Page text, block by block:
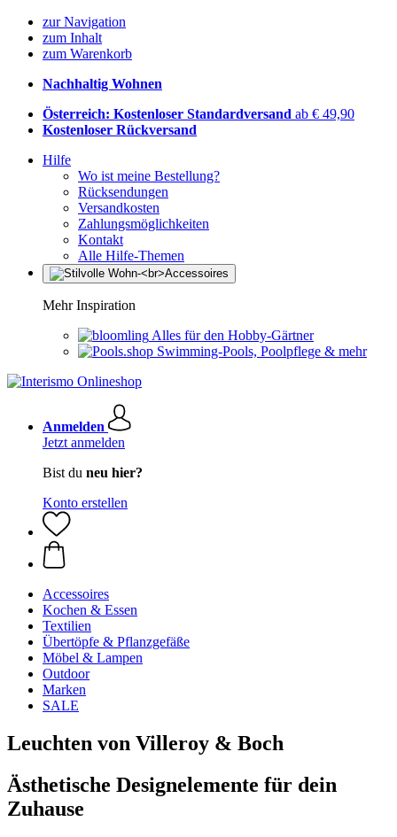
zur Navigation
zum Inhalt
zum Warenkorb
Nachhaltig Wohnen
Österreich: Kostenloser Standardversand ab € 49,90
Kostenloser Rückversand
Hilfe
Wo ist meine Bestellung?
Rücksendungen
Versandkosten
Zahlungsmöglichkeiten
Kontakt
Alle Hilfe-Themen
Mehr Inspiration
Alles für den Hobby-Gärtner
Swimming-Pools, Poolpflege & mehr
Anmelden
Jetzt anmelden
Bist du neu hier?
Konto erstellen
Accessoires
Kochen & Essen
Textilien
Übertöpfe & Pflanzgefäße
Möbel & Lampen
Outdoor
Marken
SALE
Leuchten von Villeroy & Boch
Ästhetische Designelemente für dein
Zuhause